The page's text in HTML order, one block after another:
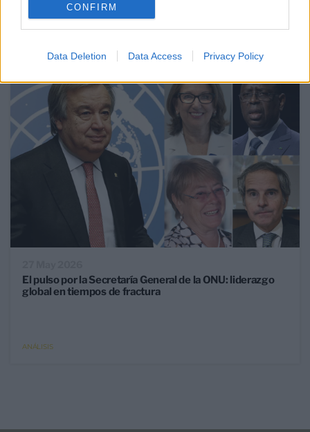
CONFIRM
Data Deletion Data Access Privacy Policy
El pulso por la Secretaría General de la ONU: liderazgo
global en tiempos de fractura
ANÁLISIS